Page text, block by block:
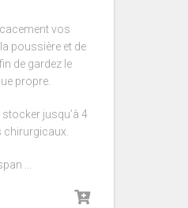
vos
poussière et de
de gardez le
propre.
jusqu’à 4
...